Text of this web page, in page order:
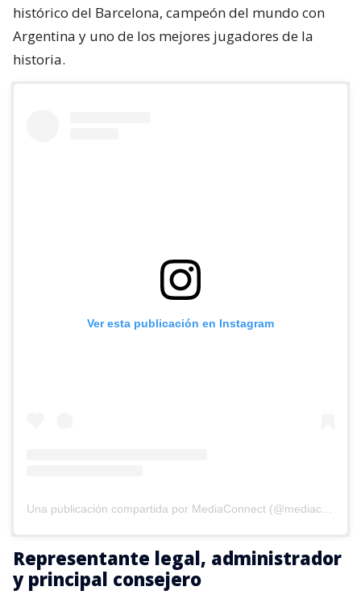
histórico del Barcelona, campeón del mundo con
Argentina y uno de los mejores jugadores de la
historia.
Ver esta publicación en Instagram
Representante legal, administrador
y principal consejero